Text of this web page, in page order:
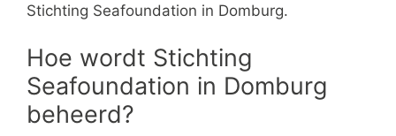
Stichting Seafoundation in Domburg.
Hoe wordt Stichting
Seafoundation in Domburg
beheerd?